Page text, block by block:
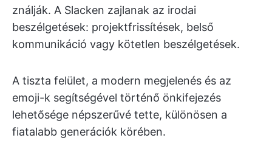
ználják. A Slacken zajlanak az irodai
beszélgetések: projektfrissítések, belső
kommunikáció vagy kötetlen beszélgetések.
A tiszta felület, a modern megjelenés és az
emoji-k segítségével történő önkifejezés
lehetősége népszerűvé tette, különösen a
fiatalabb generációk körében.